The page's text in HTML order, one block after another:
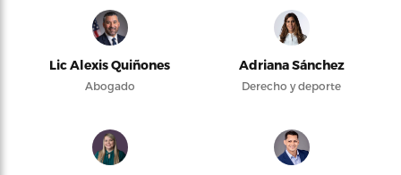
Lic Alexis Quiñones
Abogado
Adriana Sánchez
Derecho y deporte